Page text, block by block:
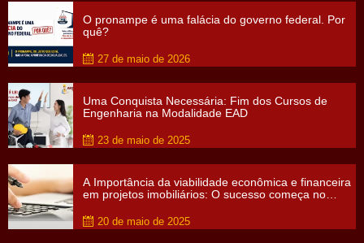
O pronampe é uma falácia do governo federal. Por
quê?
27 de maio de 2026
Uma Conquista Necessária: Fim dos Cursos de
Engenharia na Modalidade EAD
23 de maio de 2025
A Importância da viabilidade econômica e financeira
em projetos imobiliários: O sucesso começa no
20 de maio de 2025